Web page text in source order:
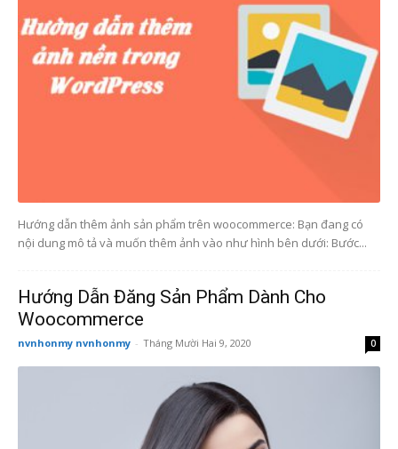
Hướng dẫn thêm ảnh sản phẩm trên woocommerce: Bạn đang có
nội dung mô tả và muốn thêm ảnh vào như hình bên dưới: Bước...
Hướng Dẫn Đăng Sản Phẩm Dành Cho
Woocommerce
nvnhonmy nvnhonmy - Tháng Mười Hai 9, 2020 0